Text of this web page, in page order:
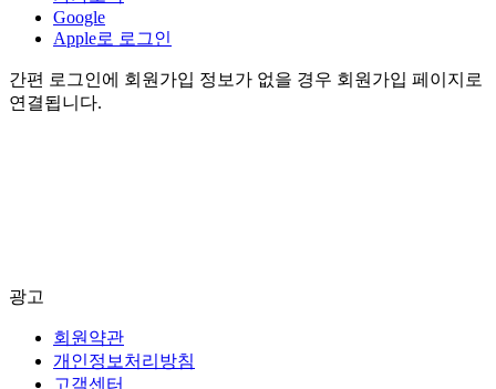
Google
Apple로 로그인
간편 로그인에 회원가입 정보가 없을 경우 회원가입 페이지로
연결됩니다.
광고
회원약관
개인정보처리방침
고객센터